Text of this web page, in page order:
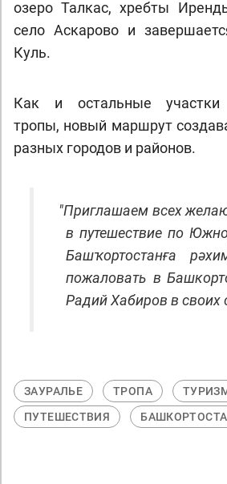
озеро Талкас, хребты
село Аскарово и
Куль.
Как и остальные участки
тропы, новый маршрут
разных городов и районов.
"Приглашаем всех
в путешествие по
Башҡортостанға
пожаловать в
Радий Хабиров в своих
ЗАУРАЛЬЕ ТРОПА
ПУТЕШЕСТВИЯ